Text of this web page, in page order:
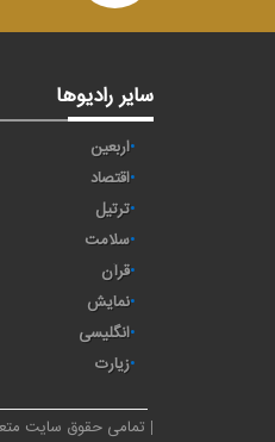
سایر رادیوها
اربعین
اقتصاد
ترتیل
سلامت
قرآن
نمایش
انگلیسی
زیارت
تمامی حقوق سایت